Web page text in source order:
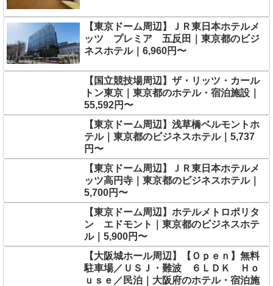
【東京ドーム周辺】ＪＲ東日本ホテルメ
ッツ プレミア 五反田｜東京都のビジ
ネスホテル｜6,960円〜
【国立競技場周辺】ザ・リッツ・カール
トン東京｜東京都のホテル・宿泊施設｜
55,592円〜
【東京ドーム周辺】浅草橋ベルモントホ
テル｜東京都のビジネスホテル｜5,737
円〜
【東京ドーム周辺】ＪＲ東日本ホテルメ
ッツ高円寺｜東京都のビジネスホテル｜
5,700円〜
【東京ドーム周辺】ホテルメトロポリタ
ン エドモント｜東京都のビジネスホテ
ル｜5,900円〜
【大阪城ホール周辺】【Ｏｐｅｎ】無料
駐車場／ＵＳＪ・難波 ６ＬＤＫ Ｈｏ
ｕｓｅ／民泊｜大阪府のホテル・宿泊施